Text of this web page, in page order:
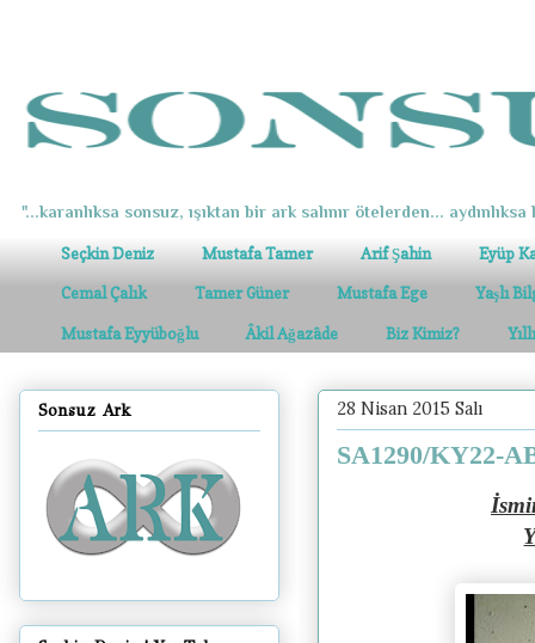
"...karanlıksa sonsuz, ışıktan bir ark salınır ötelerden... aydınlıksa
Seçkin Deniz Mustafa Tamer Arif Şahin Eyüp
Cemal Çalık Tamer Güner Mustafa Ege Yaşlı
Mustafa Eyyüboğlu Âkil Ağazâde Biz Kimiz?
28 Nisan 2015 Salı
SA1290/KY22-
Sonsuz Ark